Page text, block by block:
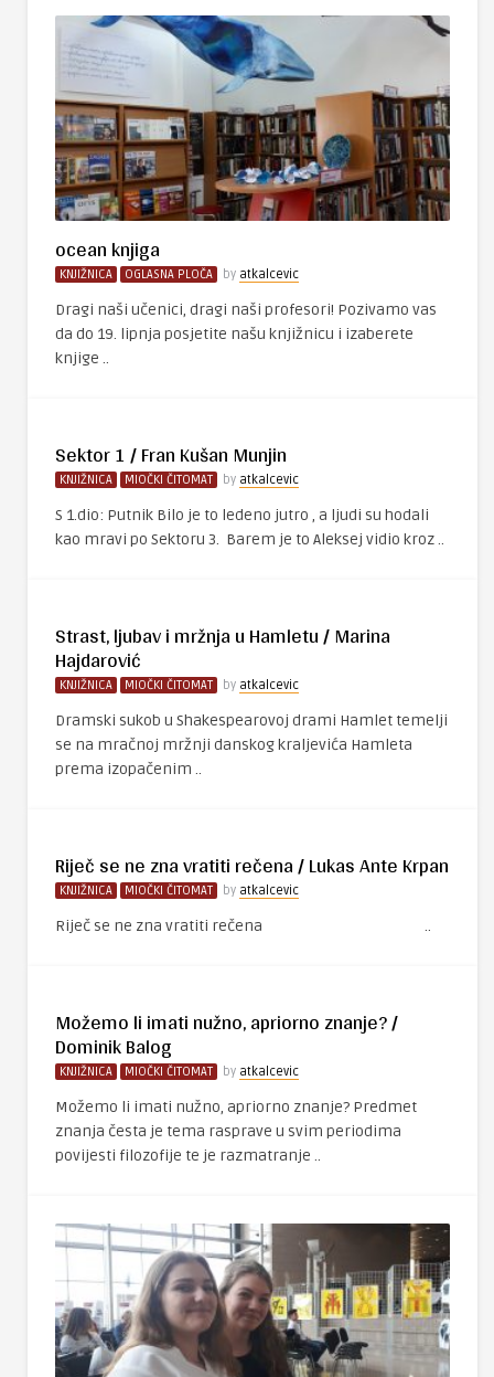
ocean knjiga
KNJIŽNICA OGLASNA PLOČA by atkalcevic
Dragi naši učenici, dragi naši profesori! Pozivamo vas
da do 19. lipnja posjetite našu knjižnicu i izaberete
knjige ..
Sektor 1 / Fran Kušan Munjin
KNJIŽNICA MIOČKI ČITOMAT by atkalcevic
S 1.dio: Putnik Bilo je to ledeno jutro , a ljudi su hodali
kao mravi po Sektoru 3. Barem je to Aleksej vidio kroz ..
Strast, ljubav i mržnja u Hamletu / Marina
Hajdarović
KNJIŽNICA MIOČKI ČITOMAT by atkalcevic
Dramski sukob u Shakespearovoj drami Hamlet temelji
se na mračnoj mržnji danskog kraljevića Hamleta
prema izopačenim ..
Riječ se ne zna vratiti rečena / Lukas Ante Krpan
KNJIŽNICA MIOČKI ČITOMAT by atkalcevic
Riječ se ne zna vratiti rečena ..
Možemo li imati nužno, apriorno znanje? /
Dominik Balog
KNJIŽNICA MIOČKI ČITOMAT by atkalcevic
Možemo li imati nužno, apriorno znanje? Predmet
znanja česta je tema rasprave u svim periodima
povijesti filozofije te je razmatranje ..